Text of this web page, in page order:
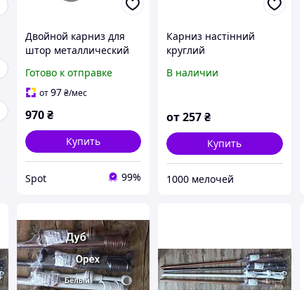
Двойной карниз для
штор металлический
140 см белый с
круглым наконечником
Готово к отправке
от97₴/мес
970₴
Купить
Spot 99%
Карниз настінний
круглий
В наличии
от257₴
Купить
1000 мелочей